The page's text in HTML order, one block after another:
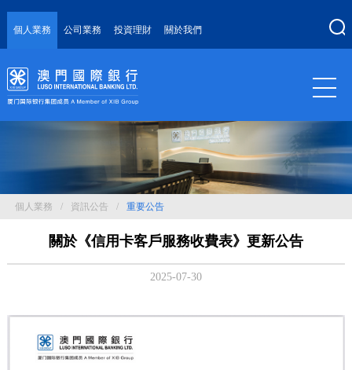
個人業務 公司業務 投資理財 關於我們
個人業務 / 資訊公告 / 重要公告
關於《信用卡客戶服務收費表》更新公告
2025-07-30